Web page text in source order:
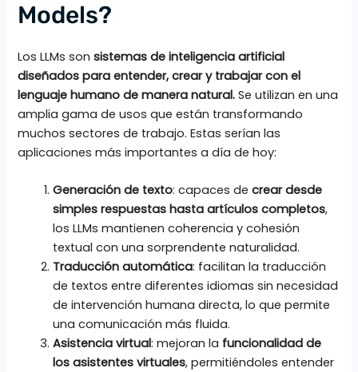
Models?
Los LLMs sonsistemas de inteligencia artificial
diseñados para entender, crear y trabajar con el
lenguaje humano de manera natural. Se utilizan en una
amplia gama de usos que están transformando
muchos sectores de trabajo. Estas serían las
aplicaciones más importantes a día de hoy:
Generación de texto: capaces decrear desde
simples respuestas hasta artículos completos,
los LLMs mantienen coherencia y cohesión
textual con una sorprendente naturalidad.
Traducción automática: facilitan la traducción
de textos entre diferentes idiomas sin necesidad
de intervención humana directa, lo que permite
una comunicación más fluida.
Asistencia virtual: mejoran la funcionalidad de
los asistentes virtuales, permitiéndoles entender